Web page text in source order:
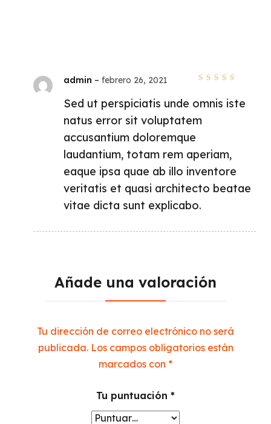
5de 5
admin – febrero 26, 2021
Sed ut perspiciatis unde omnis iste
natus error sit voluptatem
accusantium doloremque
laudantium, totam rem aperiam,
eaque ipsa quae ab illo inventore
veritatis et quasi architecto beatae
vitae dicta sunt explicabo.
Añade una valoración
Tu dirección de correo electrónico no será
publicada. Los campos obligatorios están
marcados con *
Tu puntuación *